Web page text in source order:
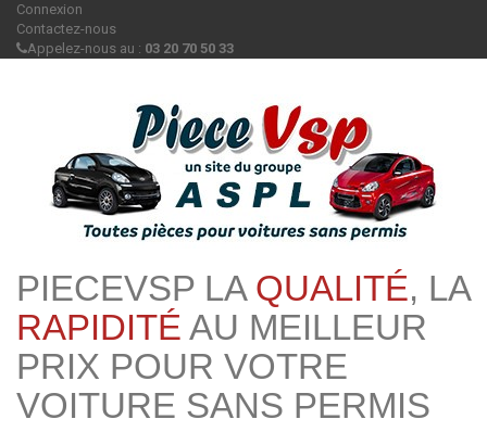
Connexion
Contactez-nous
Appelez-nous au : 03 20 70 50 33
PIECEVSP LA QUALITÉ, LA
RAPIDITÉ AU MEILLEUR
PRIX POUR VOTRE
VOITURE SANS PERMIS